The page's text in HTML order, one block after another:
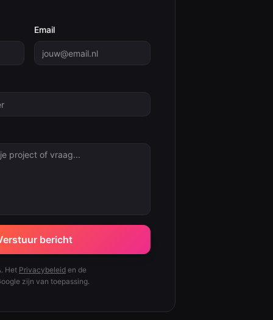
Email
bericht
Het Privacybeleid en de
zijn van toepassing.